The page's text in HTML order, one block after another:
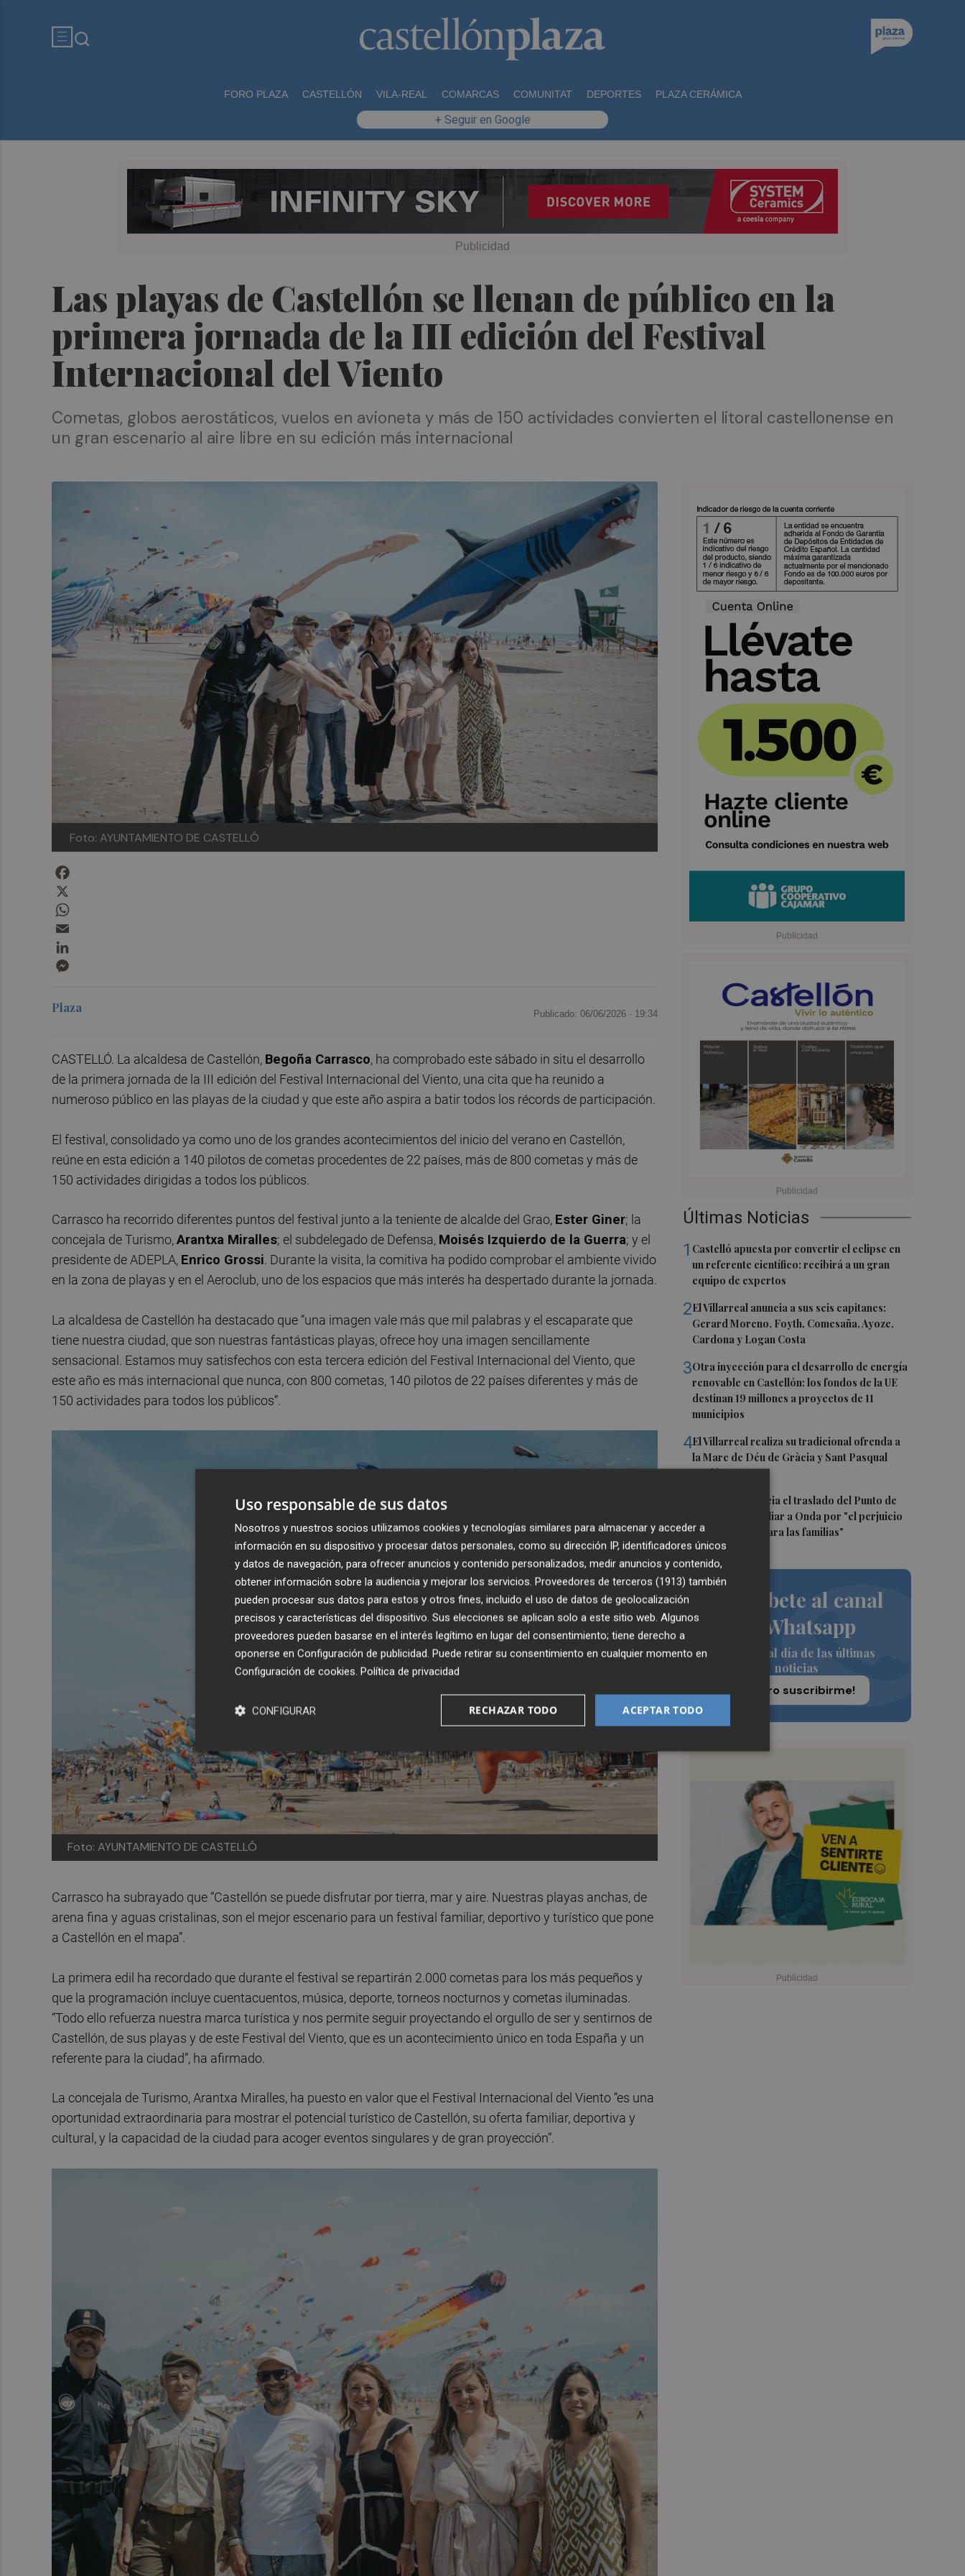
FORO PLAZA CASTELLÓN VILA-REAL COMARCAS COMUNITAT DEPORTES PLAZA CERÁMICA
+ Seguir en Google
Las playas de Castellón se llenan de público en la
primera jornada de la III edición del Festival
Internacional del Viento
Cometas, globos aerostáticos, vuelos en avioneta y más de 150 actividades convierten el litoral castellonense en
un gran escenario al aire libre en su edición más internacional
Foto: AYUNTAMIENTO DE CASTELLÓ
Últimas Noticias
1 Castelló apuesta por convertir el eclipse en
un referente científico: recibirá a un gran
equipo de expertos
2El Villarreal anuncia a sus seis capitanes:
Gerard Moreno, Foyth, Comesaña, Ayoze,
Cardona y Logan Costa
3Otra inyección para el desarrollo de energía
renovable en Castellón: los fondos de la UE
destinan 19 millones a proyectos de 11
municipios
4El Villarreal realiza su tradicional ofrenda a
la Mare de Déu de Gràcia y Sant Pasqual
Baylón
Vila-real denuncia el traslado del Punto de
Encuentro Familiar a Onda por "el perjuicio
que supondrá para las familias"
Suscríbete al canal
de Whatsapp
Siempre al día de las últimas
noticias
¡Quiero suscribirme!
Plaza Publicado: 06/06/2026 · 19:34
CASTELLÓ. La alcaldesa de Castellón, Begoña Carrasco, ha comprobado este sábado in situ el desarrollo
de la primera jornada de la III edición del Festival Internacional del Viento, una cita que ha reunido a
numeroso público en las playas de la ciudad y que este año aspira a batir todos los récords de participación.
El festival, consolidado ya como uno de los grandes acontecimientos del inicio del verano en Castellón,
reúne en esta edición a 140 pilotos de cometas procedentes de 22 países, más de 800 cometas y más de
150 actividades dirigidas a todos los públicos.
Carrasco ha recorrido diferentes puntos del festival junto a la teniente de alcalde del Grao, Ester Giner; la
concejala de Turismo,Arantxa Miralles; el subdelegado de Defensa, Moisés Izquierdo de la Guerra; y el
presidente de ADEPLA, Enrico Grossi. Durante la visita, la comitiva ha podido comprobar el ambiente vivido
en la zona de playas y en el Aeroclub, uno de los espacios que más interés ha despertado durante la jornada.
La alcaldesa de Castellón ha destacado que “una imagen vale más que mil palabras y el escaparate que
tiene nuestra ciudad, que son nuestras fantásticas playas, ofrece hoy una imagen sencillamente
sensacional. Estamos muy satisfechos con esta tercera edición del Festival Internacional del Viento, que
este año es más internacional que nunca, con 800 cometas, 140 pilotos de 22 países diferentes y más de
150 actividades para todos los públicos”.
Foto: AYUNTAMIENTO DE CASTELLÓ
Carrasco ha subrayado que “Castellón se puede disfrutar por tierra, mar y aire. Nuestras playas anchas, de
arena fina y aguas cristalinas, son el mejor escenario para un festival familiar, deportivo y turístico que pone
a Castellón en el mapa”.
La primera edil ha recordado que durante el festival se repartirán 2.000 cometas para los más pequeños y
que la programación incluye cuentacuentos, música, deporte, torneos nocturnos y cometas iluminadas.
“Todo ello refuerza nuestra marca turística y nos permite seguir proyectando el orgullo de ser y sentirnos de
Castellón, de sus playas y de este Festival del Viento, que es un acontecimiento único en toda España y un
referente para la ciudad”, ha afirmado.
La concejala de Turismo, Arantxa Miralles, ha puesto en valor que el Festival Internacional del Viento “es una
oportunidad extraordinaria para mostrar el potencial turístico de Castellón, su oferta familiar, deportiva y
cultural, y la capacidad de la ciudad para acoger eventos singulares y de gran proyección”.
Uso responsable de sus datos
Nosotros y nuestros socios utilizamos cookies y tecnologías similares para almacenar y acceder a
información en su dispositivo y procesar datos personales, como su dirección IP, identificadores únicos
y datos de navegación, para ofrecer anuncios y contenido personalizados, medir anuncios y contenido,
obtener información sobre la audiencia y mejorar los servicios. Proveedores de terceros (1913) también
pueden procesar sus datos para estos y otros fines, incluido el uso de datos de geolocalización
precisos y características del dispositivo. Sus elecciones se aplican solo a este sitio web. Algunos
proveedores pueden basarse en el interés legítimo en lugar del consentimiento; tiene derecho a
oponerse en Configuración de publicidad. Puede retirar su consentimiento en cualquier momento en
Configuración de cookies. Política de privacidad
ACEPTAR TODO
RECHAZAR TODO
CONFIGURAR